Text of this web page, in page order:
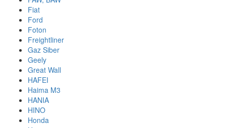
Fiat
Ford
Foton
Freightliner
Gaz Siber
Geely
Great Wall
HAFEI
Haima M3
HANIA
HINO
Honda